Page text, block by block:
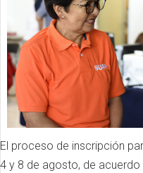
El proceso de inscripción
4 y 8 de agosto, de